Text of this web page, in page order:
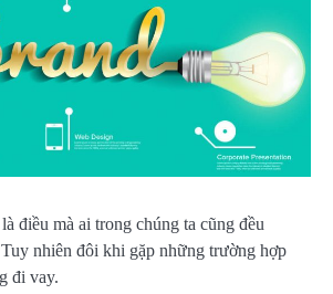
điều mà ai trong chúng ta cũng đều
nhiên đôi khi gặp những trường hợp
đi vay.